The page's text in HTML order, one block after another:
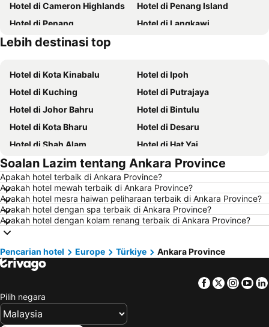
Hotel di Cameron Highlands
Hotel di Penang Island
Hotel di Penang
Hotel di Langkawi
Hotel di Batam
Lebih destinasi top
Hotel di Kota Kinabalu
Hotel di Ipoh
Hotel di Kuching
Hotel di Putrajaya
Hotel di Johor Bahru
Hotel di Bintulu
Hotel di Kota Bharu
Hotel di Desaru
Hotel di Shah Alam
Hotel di Hat Yai
Hotel di Batu Ferringhi
Hotel di Miri
Hotel di Georgetown
Hotel di Alor Setar
Hotel di Taiping
Hotel di Singapore
Hotel di Seremban
Hotel di Cherating
Hotel di Brinchang
Hotel di Kelantan
Hotel di Selangor
Hotel di Tioman Island
Hotel di Malaysia
Hotel di Shanghai
Hotel di Pulau Perhentian
Soalan Lazim tentang Ankara Province
Apakah hotel terbaik di Ankara Province?
Apakah hotel mewah terbaik di Ankara Province?
Apakah hotel mesra haiwan peliharaan terbaik di Ankara Province?
Apakah hotel dengan spa terbaik di Ankara Province?
Apakah hotel dengan kolam renang terbaik di Ankara Province?
Pencarian hotel Europe Türkiye Ankara Province
Facebook
Twitter
Pilih negara